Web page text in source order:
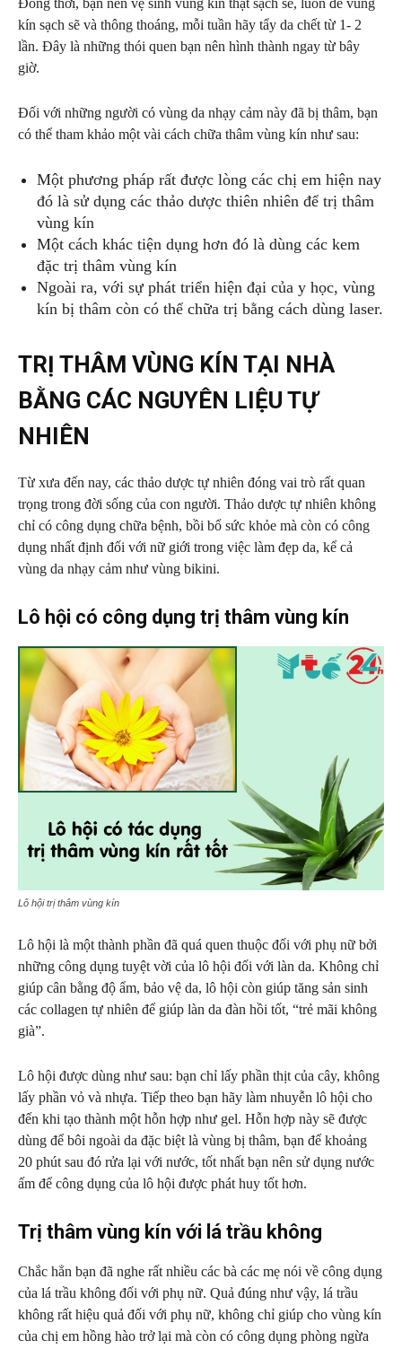
Đồng thời, bạn nên vệ sinh vùng kín thật sạch sẽ, luôn để vùng
kín sạch sẽ và thông thoáng, mỗi tuần hãy tẩy da chết từ 1- 2
lần. Đây là những thói quen bạn nên hình thành ngay từ bây
giờ.
Đối với những người có vùng da nhạy cảm này đã bị thâm, bạn
có thể tham khảo một vài cách chữa thâm vùng kín như sau:
Một phương pháp rất được lòng các chị em hiện nay
đó là sử dụng các thảo dược thiên nhiên để trị thâm
vùng kín
Một cách khác tiện dụng hơn đó là dùng các kem
đặc trị thâm vùng kín
Ngoài ra, với sự phát triển hiện đại của y học, vùng
kín bị thâm còn có thể chữa trị bằng cách dùng laser.
TRỊ THÂM VÙNG KÍN TẠI NHÀ
BẰNG CÁC NGUYÊN LIỆU TỰ
NHIÊN
Từ xưa đến nay, các thảo dược tự nhiên đóng vai trò rất quan
trọng trong đời sống của con người. Thảo dược tự nhiên không
chỉ có công dụng chữa bệnh, bồi bổ sức khỏe mà còn có công
dụng nhất định đối với nữ giới trong việc làm đẹp da, kể cả
vùng da nhạy cảm như vùng bikini.
Lô hội có công dụng trị thâm vùng kín
Lô hội trị thâm vùng kín
Lô hội là một thành phần đã quá quen thuộc đối với phụ nữ bởi
những công dụng tuyệt vời của lô hội đối với làn da. Không chỉ
giúp cân bằng độ ẩm, bảo vệ da, lô hội còn giúp tăng sản sinh
các collagen tự nhiên để giúp làn da đàn hồi tốt, “trẻ mãi không
già”.
Lô hội được dùng như sau: bạn chỉ lấy phần thịt của cây, không
lấy phần vỏ và nhựa. Tiếp theo bạn hãy làm nhuyễn lô hội cho
đến khi tạo thành một hỗn hợp như gel. Hỗn hợp này sẽ được
dùng để bôi ngoài da đặc biệt là vùng bị thâm, bạn để khoảng
20 phút sau đó rửa lại với nước, tốt nhất bạn nên sử dụng nước
ấm để công dụng của lô hội được phát huy tốt hơn.
Trị thâm vùng kín với lá trầu không
Chắc hẳn bạn đã nghe rất nhiều các bà các mẹ nói về công dụng
của lá trầu không đối với phụ nữ. Quả đúng như vậy, lá trầu
không rất hiệu quả đối với phụ nữ, không chỉ giúp cho vùng kín
của chị em hồng hào trở lại mà còn có công dụng phòng ngừa